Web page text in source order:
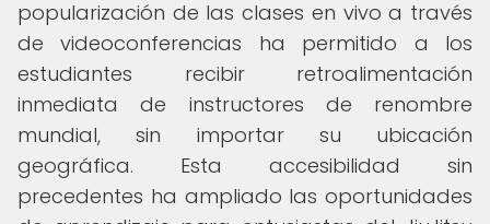
popularización de las clases en vivo a través
de videoconferencias ha permitido a los
estudiantes recibir retroalimentación
inmediata de instructores de renombre
mundial, sin importar su ubicación
geográfica. Esta accesibilidad sin
precedentes ha ampliado las oportunidades